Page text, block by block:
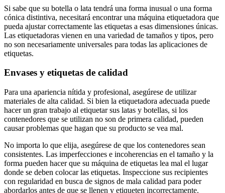
Si sabe que su botella o lata tendrá una forma inusual o una forma
cónica distintiva, necesitará encontrar una máquina etiquetadora que
pueda ajustar correctamente las etiquetas a esas dimensiones únicas.
Las etiquetadoras vienen en una variedad de tamaños y tipos, pero
no son necesariamente universales para todas las aplicaciones de
etiquetas.
Envases y etiquetas de calidad
Para una apariencia nítida y profesional, asegúrese de utilizar
materiales de alta calidad. Si bien la etiquetadora adecuada puede
hacer un gran trabajo al etiquetar sus latas y botellas, si los
contenedores que se utilizan no son de primera calidad, pueden
causar problemas que hagan que su producto se vea mal.
No importa lo que elija, asegúrese de que los contenedores sean
consistentes. Las imperfecciones e incoherencias en el tamaño y la
forma pueden hacer que su máquina de etiquetas lea mal el lugar
donde se deben colocar las etiquetas. Inspeccione sus recipientes
con regularidad en busca de signos de mala calidad para poder
abordarlos antes de que se llenen y etiqueten incorrectamente.